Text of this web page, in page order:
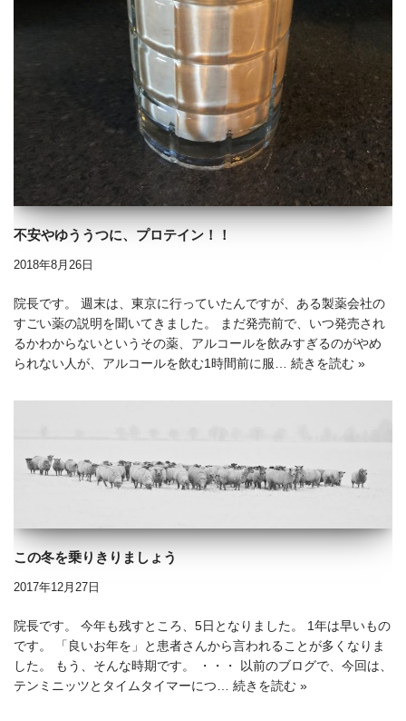
不安やゆううつに、プロテイン！！
2018年8月26日
院長です。 週末は、東京に行っていたんですが、ある製薬会社の
すごい薬の説明を聞いてきました。 まだ発売前で、いつ発売され
るかわからないというその薬、アルコールを飲みすぎるのがやめ
られない人が、アルコールを飲む1時間前に服… 続きを読む »
この冬を乗りきりましょう
2017年12月27日
院長です。 今年も残すところ、5日となりました。 1年は早いもの
です。 「良いお年を」と患者さんから言われることが多くなりま
した。 もう、そんな時期です。 ・・・ 以前のブログで、今回は、
テンミニッツとタイムタイマーにつ… 続きを読む »